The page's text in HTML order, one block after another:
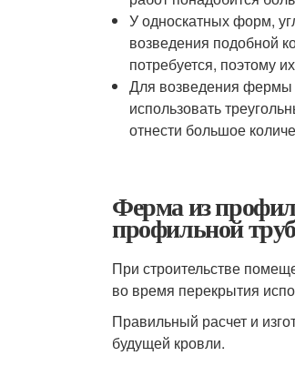
У односкатных форм,
возведения подобной
потребуется, поэтому
Для возведения фермы
использовать
отнести большое
Ферма из
профильной
При строительстве
во время перекрытия
Правильный расчет и
будущей кровли.